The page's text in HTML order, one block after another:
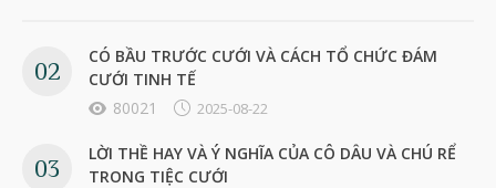
CÓ BẦU TRƯỚC CƯỚI VÀ CÁCH TỔ CHỨC ĐÁM
CƯỚI TINH TẾ
80021
2025-08-22
LỜI THỀ HAY VÀ Ý NGHĨA CỦA CÔ DÂU VÀ CHÚ RỂ
TRONG TIỆC CƯỚI